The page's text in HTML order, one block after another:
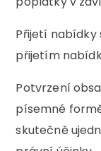
Přijetí
přijetím
Potvrzení
písemné
skutečně